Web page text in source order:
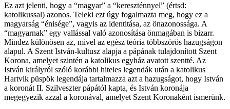
Ez azt jelenti, hogy a “magyar” a “kereszténnyel” (értsd:
katolikussal) azonos. Teleki ezt úgy fogalmazta meg, hogy ez a
magyarság “énisége”, vagyis az identitása, az önazonossága. A
“magyarnak” egy vallással való azonosítása önmagában is bizarr.
Mindez különösen az, mivel az egész teória többszörös hazugságon
alapul. A Szent István-kultusz alapja a pápának tulajdonított Szent
Korona, amelyet szintén a katolikus egyház avatott szentté. Az
István királyról szóló korábbi hiteles legendák után a katolikus
Hartvik püspök legendája tartalmazza azt a hazugságot, hogy István
a koronát II. Szilveszter pápától kapta, és István koronája
megegyezik azzal a koronával, amelyet Szent Koronaként ismerünk.